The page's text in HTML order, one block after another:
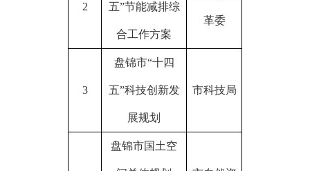
2 五”节能减排综
合工作方案
革委
3
盘锦市“十四
五”科技创新发
展规划
市科技局
盘锦市国土空